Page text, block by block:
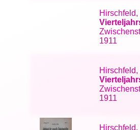
1911
1911